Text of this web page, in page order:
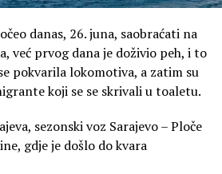
danas, 26. juna, saobraćati na
već prvog dana je doživio peh, i to
pokvarila lokomotiva, a zatim su
koji se se skrivali u toaletu.
sezonski voz Sarajevo – Ploče
gdje je došlo do kvara